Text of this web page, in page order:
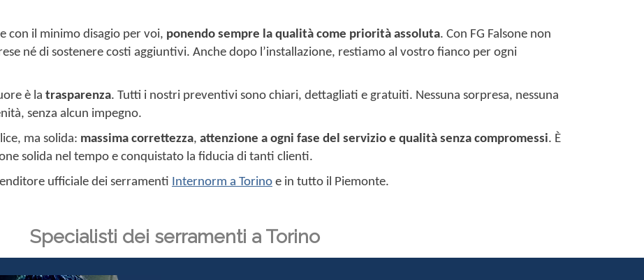
con il minimo disagio per voi, ponendo sempre la qualità come priorità assoluta. Con FG Falsone non
né di sostenere costi aggiuntivi. Anche dopo l’installazione, restiamo al vostro fianco per ogni
è la trasparenza. Tutti i nostri preventivi sono chiari, dettagliati e gratuiti. Nessuna sorpresa, nessuna
senza alcun impegno.
ma solida: massima correttezza, attenzione a ogni fase del servizio e qualità senza compromessi. È
solida nel tempo e conquistato la fiducia di tanti clienti.
ufficiale dei serramenti Internorm a Torino e in tutto il Piemonte.
Specialisti dei serramenti a Torino